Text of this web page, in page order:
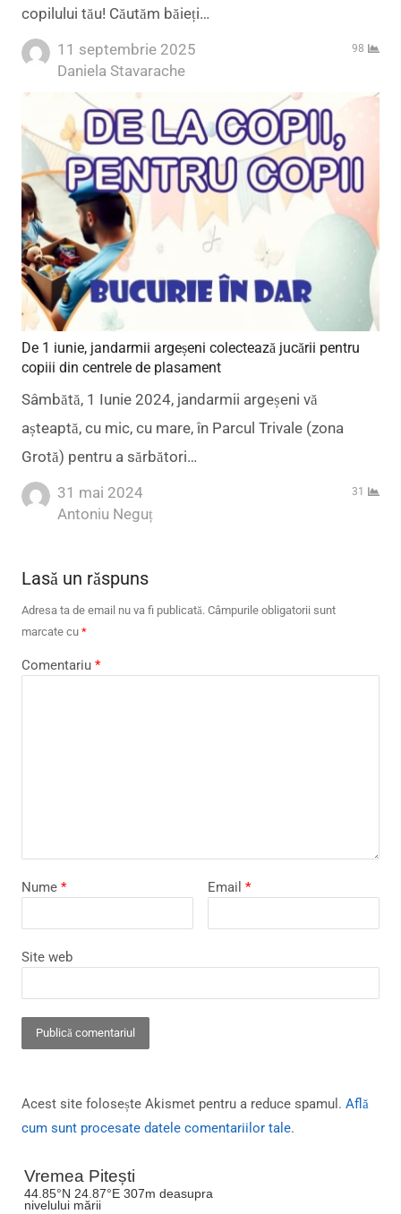
copilului tău! Căutăm băieți…
11 septembrie 2025
Author
Daniela Stavarache
98
De 1 iunie, jandarmii argeșeni colectează jucării pentru
copiii din centrele de plasament
Sâmbătă, 1 Iunie 2024, jandarmii argeșeni vă
așteaptă, cu mic, cu mare, în Parcul Trivale (zona
Grotă) pentru a sărbători…
31 mai 2024
Author
Antoniu Neguț
31
Lasă un răspuns
Adresa ta de email nu va fi publicată. Câmpurile obligatorii sunt
marcate cu *
Comentariu *
Nume * Email *
Site web
Acest site folosește Akismet pentru a reduce spamul. Află
cum sunt procesate datele comentariilor tale.